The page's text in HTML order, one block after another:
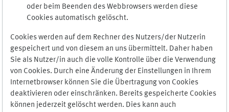
oder beim Beenden des Webbrowsers werden diese
Cookies automatisch gelöscht.
Cookies werden auf dem Rechner des Nutzers/der Nutzerin
gespeichert und von diesem an uns übermittelt. Daher haben
Sie als Nutzer/in auch die volle Kontrolle über die Verwendung
von Cookies. Durch eine Änderung der Einstellungen in Ihrem
Internetbrowser können Sie die Übertragung von Cookies
deaktivieren oder einschränken. Bereits gespeicherte Cookies
können jederzeit gelöscht werden. Dies kann auch